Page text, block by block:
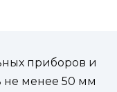
приборов и
не менее 50 мм